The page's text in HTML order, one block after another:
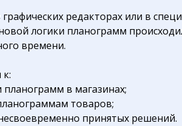
редакторах или в
логики планограмм
времени.
в магазинах;
товаров;
принятых решений.